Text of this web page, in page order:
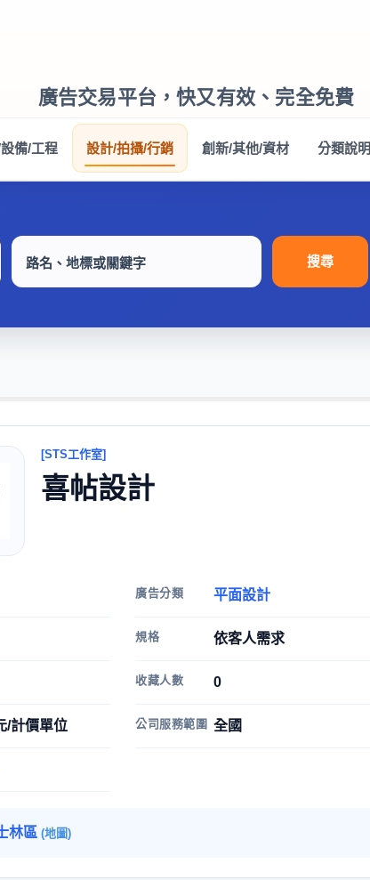
廣告交易平台，快又有效、完全免費
備/工程 設計/拍攝/行銷 創新/其他/資材 分類說明
搜尋
[STS工作室]
喜帖設計
廣告分類 平面設計
規格 依客人需求
收藏人數 0
/計價單位 公司服務範圍 全國
林區 (地圖)